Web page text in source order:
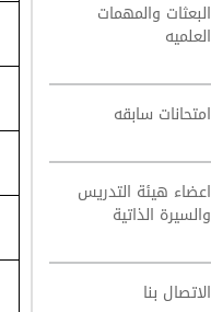
البعثات والمهمات
العلميه
امتحانات سابقه
اعضاء هيئة التدريس
والسيرة الذاتية
الاتصال بنا